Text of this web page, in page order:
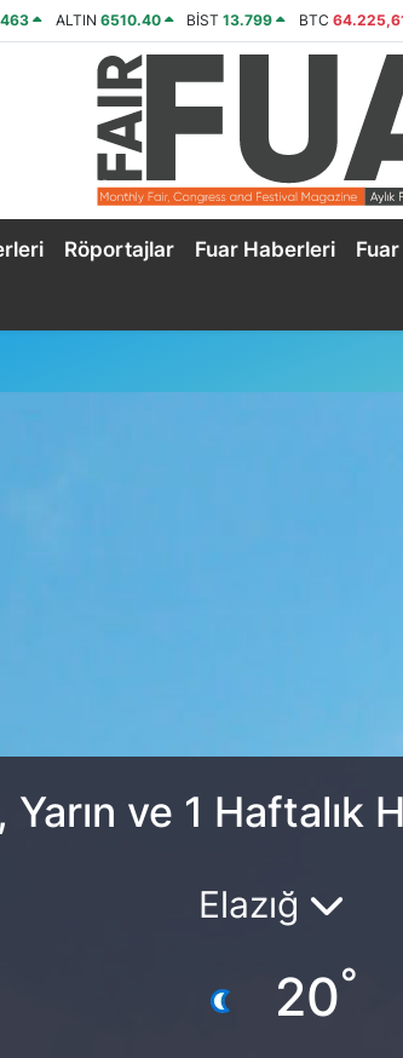
ALTIN 6510.40 BİST13.799 BTC
Röportajlar Fuar Haberleri
Yarın ve 1 Haftalık
Elazığ
20°